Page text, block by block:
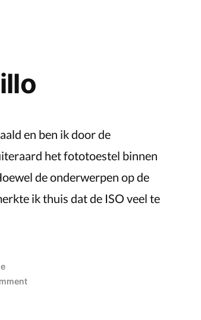
het
midden
Antwerpse
Haven
en ben ik door de
het fototoestel binnen
de onderwerpen op de
ik thuis dat de ISO veel te
on